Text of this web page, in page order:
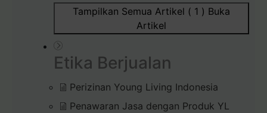
Tampilkan Semua Artikel ( 1 ) Buka
Artikel
Etika Berjualan
Perizinan Young Living Indonesia
Penawaran Jasa dengan Produk YL